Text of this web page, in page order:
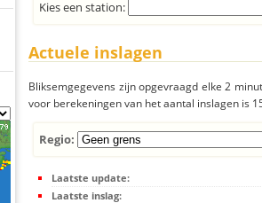
Kies een station:
Actuele inslagen
Bliksemgegevens zijn opgevraagd elke 2
voor berekeningen van het aantal inslagen is
Regio:
Laatste update:
Laatste inslag: